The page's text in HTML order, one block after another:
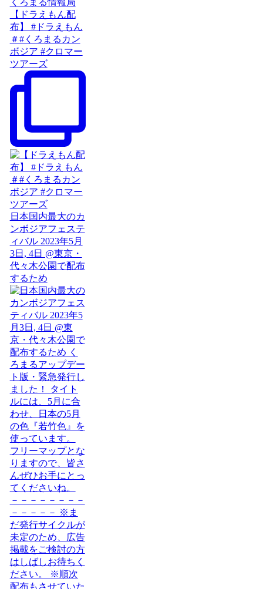
【ドラえもん配
布】 #ドラえもん
＃#くろまるカン
ボジア #クロマー
ツアーズ
日本国内最大のカ
ンボジアフェステ
ィバル 2023年5月
3日, 4日 @東京・
代々木公園で配布
するため